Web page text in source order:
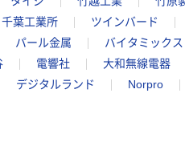
千葉工業所 ツインバード
パール金属 バイタミックス
電響社 大和無線電器
デジタルランド Norpro